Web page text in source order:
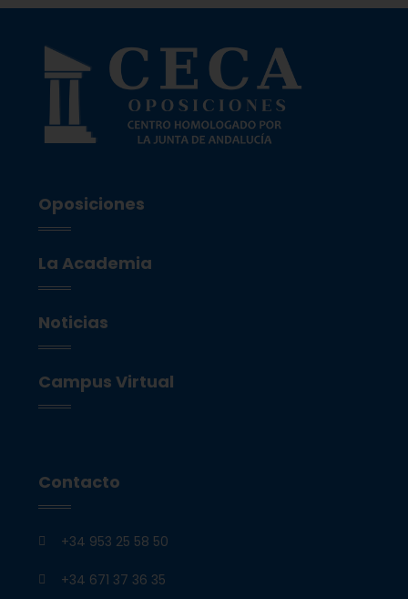
Oposiciones
La Academia
Noticias
Campus Virtual
Contacto
+34 953 25 58 50
+34 671 37 36 35